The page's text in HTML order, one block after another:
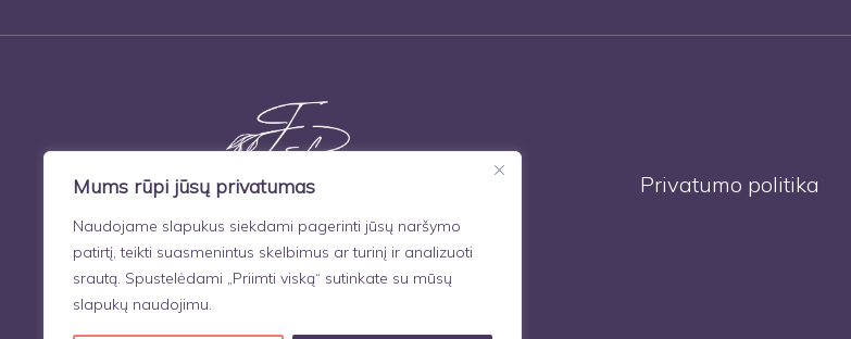
Mums rūpi jūsų privatumas
Naudojame slapukus siekdami pagerinti jūsų naršymo
patirtį, teikti suasmenintus skelbimus ar turinį ir analizuoti
srautą. Spustelėdami „Priimti viską“ sutinkate su mūsų
slapukų naudojimu.
Privatumo politika